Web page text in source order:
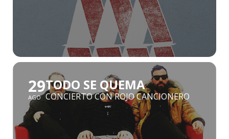
29
AGO
TODO SE QUEMA
CONCIERTO CON ROJO CANCIONERO